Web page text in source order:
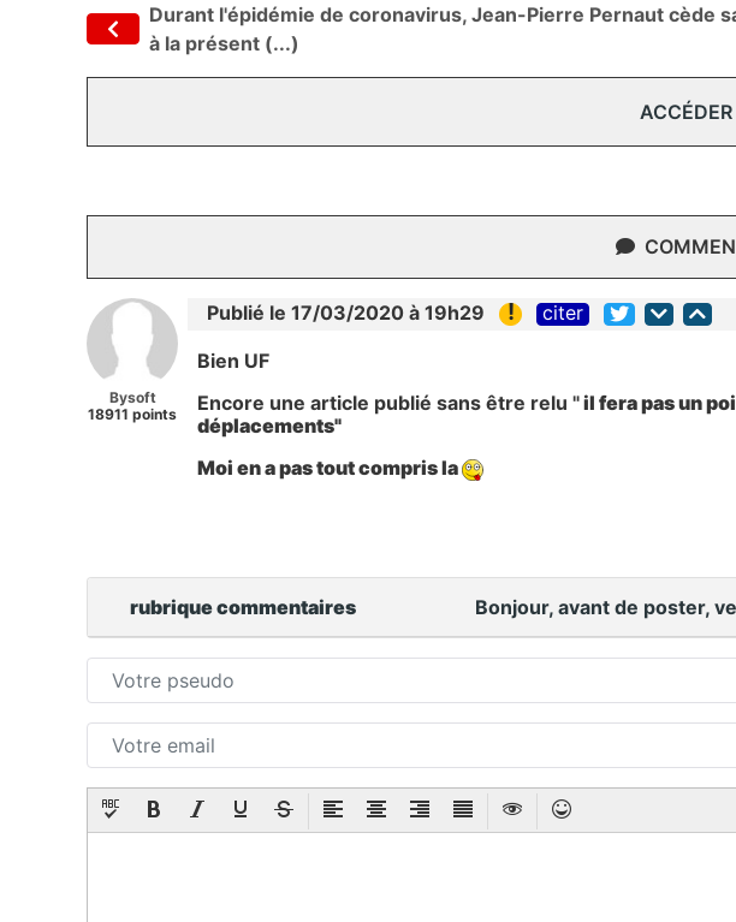
Durant l'épidémie de coronavirus, Jean-Pierre Pernaut cède
à la présent (...)
Bysoft
18911 points
Publié le 17/03/2020 à 19h29 ! citer
Bien UF
Encore une article publié sans être relu "il fera pas un
déplacements"
Moi en a pas tout compris la
rubrique commentaires Bonjour, avant de poster,